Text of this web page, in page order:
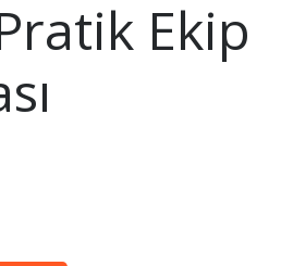
Ekip